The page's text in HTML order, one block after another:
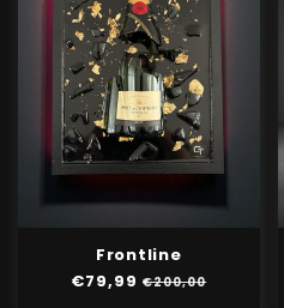
Frontline
Normale
€79,99 Aanbiedingsprijs
€200,00